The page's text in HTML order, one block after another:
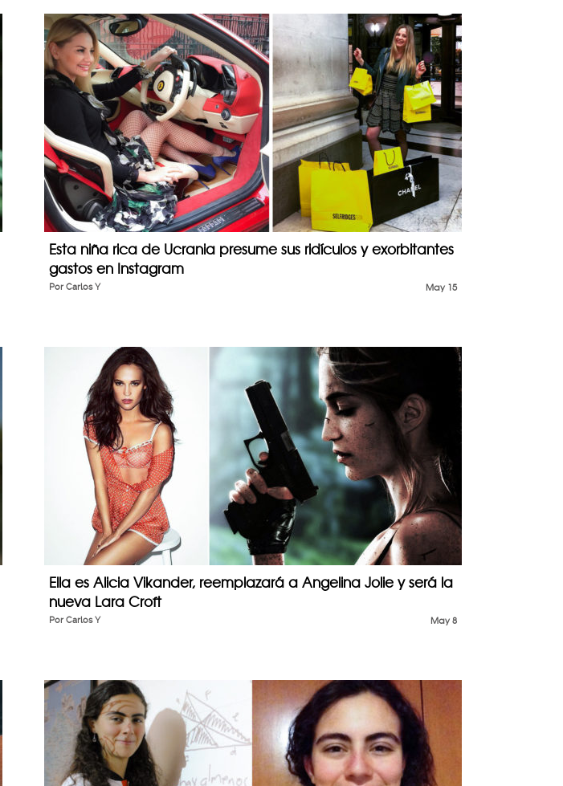
Esta niña rica de Ucrania presume sus ridículos y exorbitantes
gastos en Instagram
May 15
Por Carlos Y
Ella es Alicia Vikander, reemplazará a Angelina Jolie y será la
nueva Lara Croft
May 8
Por Carlos Y